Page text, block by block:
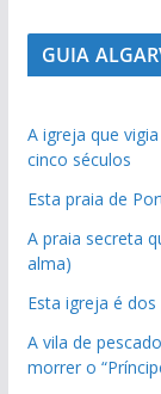
GUIA
A igreja que
cinco séculos
Esta praia de
A praia secreta
alma)
Esta igreja é
A vila de
morrer o